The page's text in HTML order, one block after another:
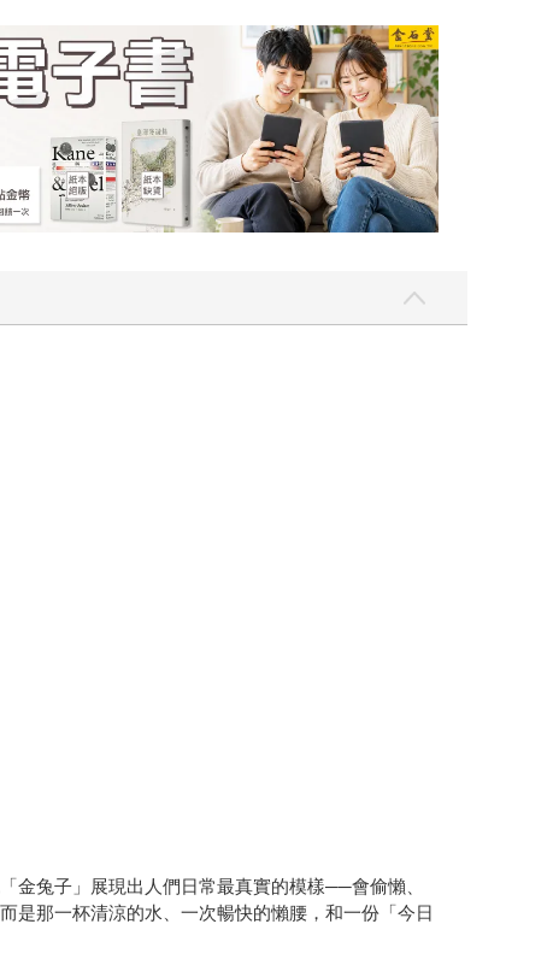
點〉第二波
金兔子」展現出人們日常最真實的模樣──會偷懶、
是那一杯清涼的水、一次暢快的懶腰，和一份「今日